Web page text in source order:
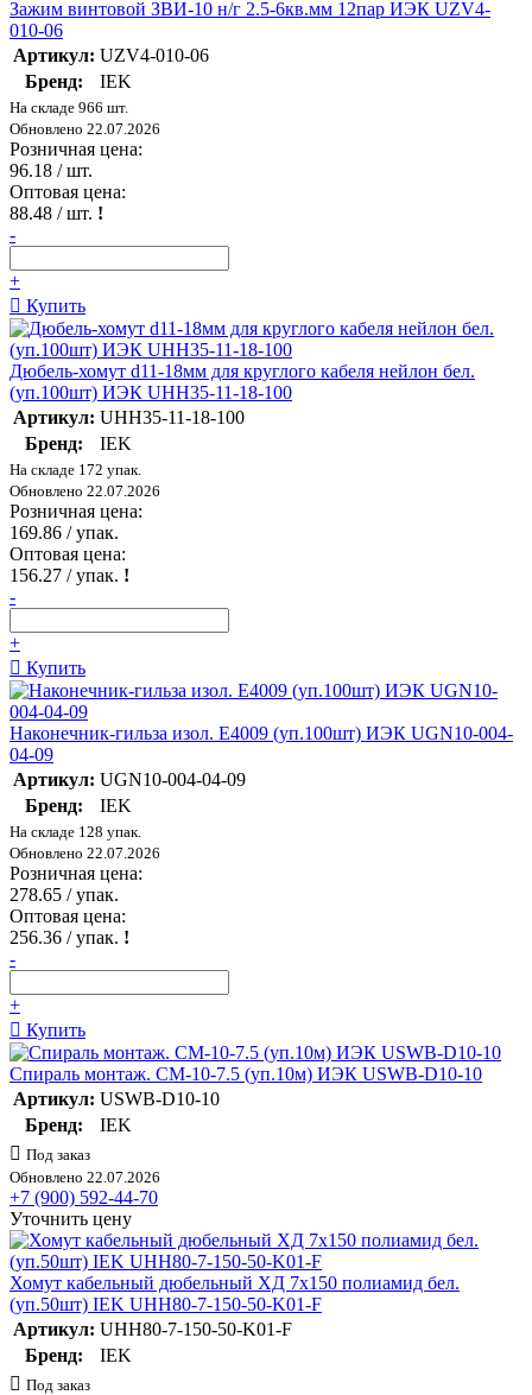
Зажим винтовой ЗВИ-10 н/г 2.5-6кв.мм 12пар ИЭК UZV4-
010-06
Артикул: UZV4-010-06
Бренд:
IEK
На складе 966 шт.
Обновлено 22.07.2026
Розничная цена:
96.18 / шт.
Оптовая цена:
88.48 / шт. !
-
+
Купить
Дюбель-хомут d11-18мм для круглого кабеля нейлон бел.
(уп.100шт) ИЭК UHH35-11-18-100
Артикул: UHH35-11-18-100
Бренд:
IEK
На складе 172 упак.
Обновлено 22.07.2026
Розничная цена:
169.86 / упак.
Оптовая цена:
156.27 / упак. !
-
+
Купить
Наконечник-гильза изол. Е4009 (уп.100шт) ИЭК UGN10-004-
04-09
Артикул: UGN10-004-04-09
Бренд:
IEK
На складе 128 упак.
Обновлено 22.07.2026
Розничная цена:
278.65 / упак.
Оптовая цена:
256.36 / упак. !
-
+
Купить
Спираль монтаж. СМ-10-7.5 (уп.10м) ИЭК USWB-D10-10
Артикул: USWB-D10-10
Бренд:
IEK
Под заказ
Обновлено 22.07.2026
+7 (900) 592-44-70
Уточнить цену
Хомут кабельный дюбельный ХД 7х150 полиамид бел.
(уп.50шт) IEK UHH80-7-150-50-K01-F
Артикул: UHH80-7-150-50-K01-F
Бренд:
IEK
Под заказ